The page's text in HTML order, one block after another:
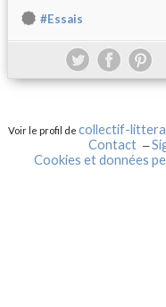
#Essais
Voir le profil de collectif-
Contact
Cookies et données